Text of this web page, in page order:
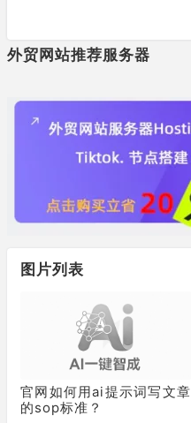
外贸网站推荐服务器
图片列表
官网如何用ai提示词写文章
的sop标准？